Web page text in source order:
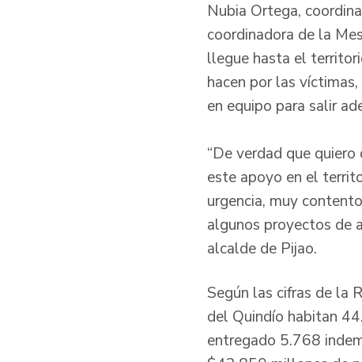
Nubia Ortega,
coordinadora de la
llegue hasta el
hacen por las
en equipo para salir
“De verdad que
este apoyo en el
urgencia, muy
algunos proyectos de
alcalde de Pijao.
Según las cifras de la
del Quindío habitan
entregado 5.768